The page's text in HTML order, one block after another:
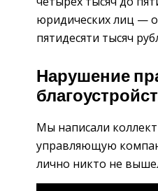
юридических лиц —
пятидесяти тысяч
Нарушение
Мы написали
управляющую
лично никто не